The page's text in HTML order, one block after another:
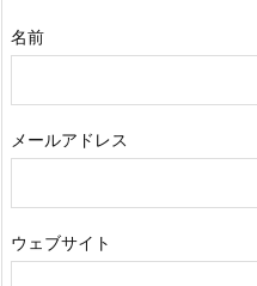
名前
メールアドレス
ウェブサイト